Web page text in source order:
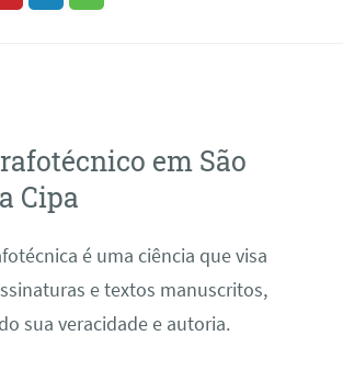
em São
Cipa
é uma ciência que visa
e textos manuscritos,
sua veracidade e autoria.